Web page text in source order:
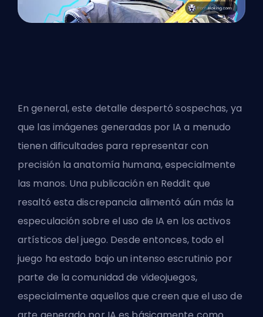
En general, este detalle despertó sospechas, ya
que las imágenes generadas por IA a menudo
tienen dificultades para representar con
precisión la anatomía humana, especialmente
las manos. Una publicación en Reddit que
resaltó esta discrepancia alimentó aún más la
especulación sobre el uso de IA en los activos
artísticos del juego. Desde entonces, todo el
juego ha estado bajo un intenso escrutinio por
parte de la comunidad de videojuegos,
especialmente aquellos que creen que el uso de